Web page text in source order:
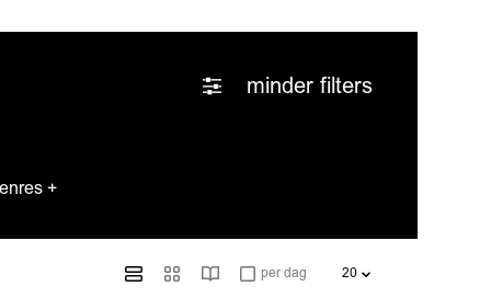
minder filters
+
per dag